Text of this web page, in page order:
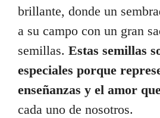
brillante, donde un
a su campo con un gran
semillas. Estas semillas
especiales porque
enseñanzas y el amor
cada uno de nosotros.